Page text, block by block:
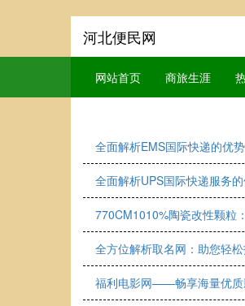
河北便民网
网站首页 商旅生涯
全面解析EMS国际快递的优
全面解析UPS国际快递服务
770CM1010%陶瓷改性颗粒
全方位解析取名网：助您轻
福利电影网——畅享海量优质